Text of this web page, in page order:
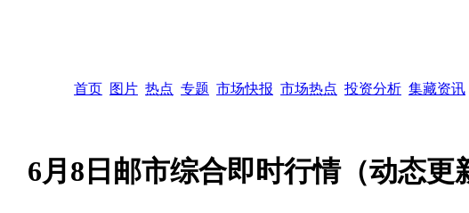
首页 图片 热点 专题 市场快报 市场热点 投资分析 集藏资讯
6月8日邮市综合即时行情（动态更